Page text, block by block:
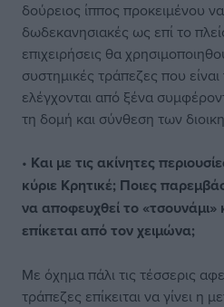
δούρειος ίππος προκειμένου
δωδεκανησιακές ως επί το
επιχειρήσεις θα
συστημικές τράπεζες που
ελέγχονται από ξένα
τη δομή και σύνθεση των
• Και με τις ακίνητες
κύριε Κρητικέ; Ποιες
να αποφευχθεί το
επίκεται από τον χειμώνα;
Με όχημα πάλι τις τέσσερις
τράπεζες επίκειται να γίνει η